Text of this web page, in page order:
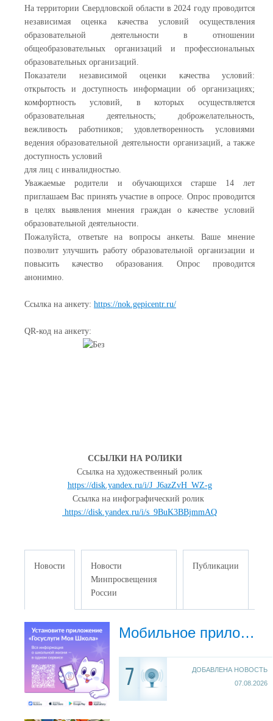
На территории Свердловской области в 2024 году проводится
независимая оценка качества условий осуществления
образовательной деятельности в отношении
общеобразовательных организаций и профессиональных
образовательных организаций.
Показатели независимой оценки качества условий:
открытость и доступность информации об организациях;
комфортность условий, в которых осуществляется
образовательная деятельность; доброжелательность,
вежливость работников; удовлетворенность условиями
ведения образовательной деятельности организаций, а также
доступность условий
для лиц с инвалидностью.
Уважаемые родители и обучающихся старше 14 лет
приглашаем Вас принять участие в опросе. Опрос проводится
в целях выявления мнения граждан о качестве условий
образовательной деятельности.
Пожалуйста, ответьте на вопросы анкеты. Ваше мнение
позволит улучшить работу образовательной организации и
повысить качество образования. Опрос проводится
анонимно.
Ссылка на анкету: https://nok.gepicentr.ru/
QR-код на анкету:
ССЫЛКИ НА РОЛИКИ
Ссылка на художественный ролик
https://disk.yandex.ru/i/J_J6azZvH_WZ-g
Ссылка на инфографический ролик
https://disk.yandex.ru/i/s_9BuK3BBjmmAQ
Новости
Новости
Минпросвещения
России
Публикации
Мобильное приложение «Госуслуги Моя школа»
7
ДОБАВЛЕНА НОВОСТЬ
07.08.2026